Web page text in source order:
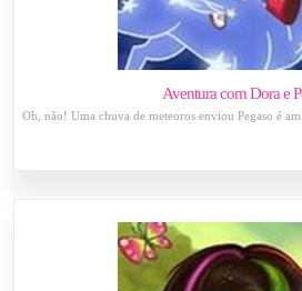
Aventura com Dora e
Oh, não! Uma chuva de meteoros enviou Pegaso é